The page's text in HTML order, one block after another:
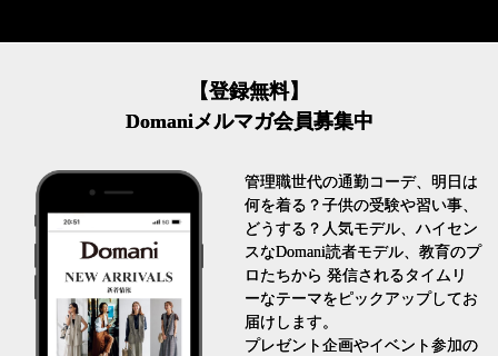
【登録無料】
Domaniメルマガ会員募集中
管理職世代の通勤コーデ、明日は
何を着る？子供の受験や習い事、
どうする？人気モデル、ハイセン
スなDomani読者モデル、教育のプ
ロたちから 発信されるタイムリ
ーなテーマをピックアップしてお
届けします。
プレゼント企画やイベント参加の